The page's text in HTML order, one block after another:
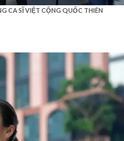
CA SĨ VIỆT CỘNG QUỐC THIÊN